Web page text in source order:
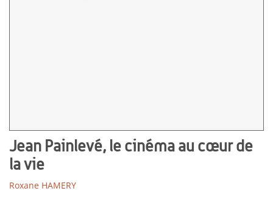
Jean Painlevé, le cinéma au cœur de
la vie
Roxane HAMERY